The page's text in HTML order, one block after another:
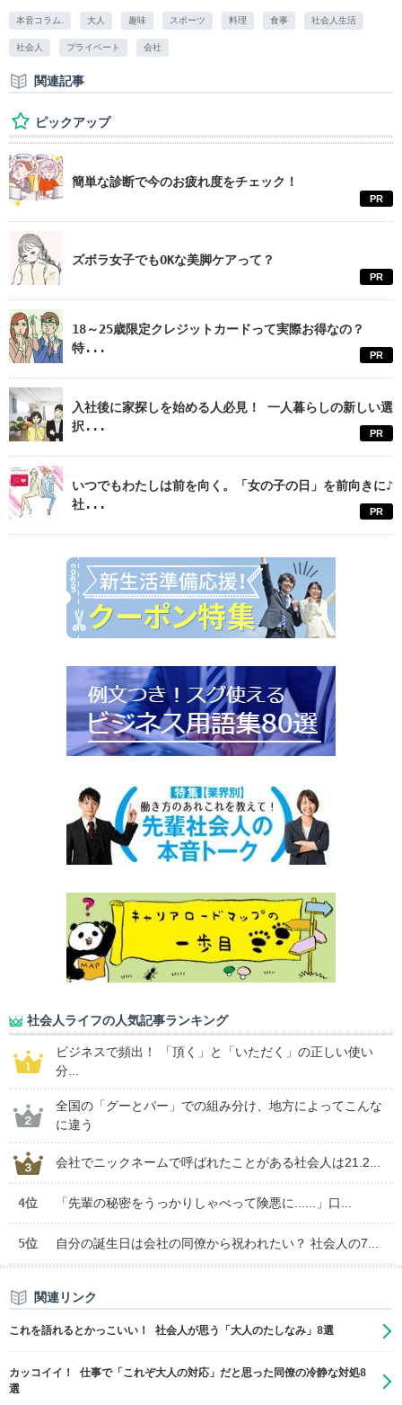
本音コラム. 大人 趣味 スポーツ 料理 食事 社会人生活
社会人 プライベート 会社
関連記事
ピックアップ
簡単な診断で今のお疲れ度をチェック！
PR
ズボラ女子でもOKな美脚ケアって？
PR
18～25歳限定クレジットカードって実際お得なの？
特...
PR
入社後に家探しを始める人必見！ 一人暮らしの新しい選
択...
PR
いつでもわたしは前を向く。「女の子の日」を前向きに♪
社...
PR
社会人ライフの人気記事ランキング
ビジネスで頻出！ 「頂く」と「いただく」の正しい使い
分...
全国の「グーとパー」での組み分け、地方によってこんな
に違う
会社でニックネームで呼ばれたことがある社会人は21.2...
4位 「先輩の秘密をうっかりしゃべって険悪に......」口...
5位 自分の誕生日は会社の同僚から祝われたい？ 社会人の7...
関連リンク
これを語れるとかっこいい！ 社会人が思う「大人のたしなみ」8選
カッコイイ！ 仕事で「これぞ大人の対応」だと思った同僚の冷静な対処8
選